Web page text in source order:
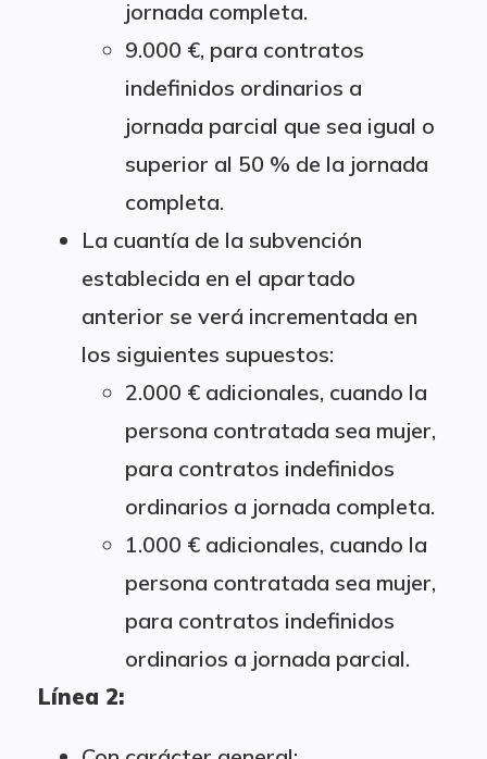
jornada completa.
9.000 €, para contratos
indefinidos ordinarios a
jornada parcial que sea igual o
superior al 50 % de la jornada
completa.
La cuantía de la subvención
establecida en el apartado
anterior se verá incrementada en
los siguientes supuestos:
2.000 € adicionales, cuando la
persona contratada sea mujer,
para contratos indefinidos
ordinarios a jornada completa.
1.000 € adicionales, cuando la
persona contratada sea mujer,
para contratos indefinidos
ordinarios a jornada parcial.
Línea 2: